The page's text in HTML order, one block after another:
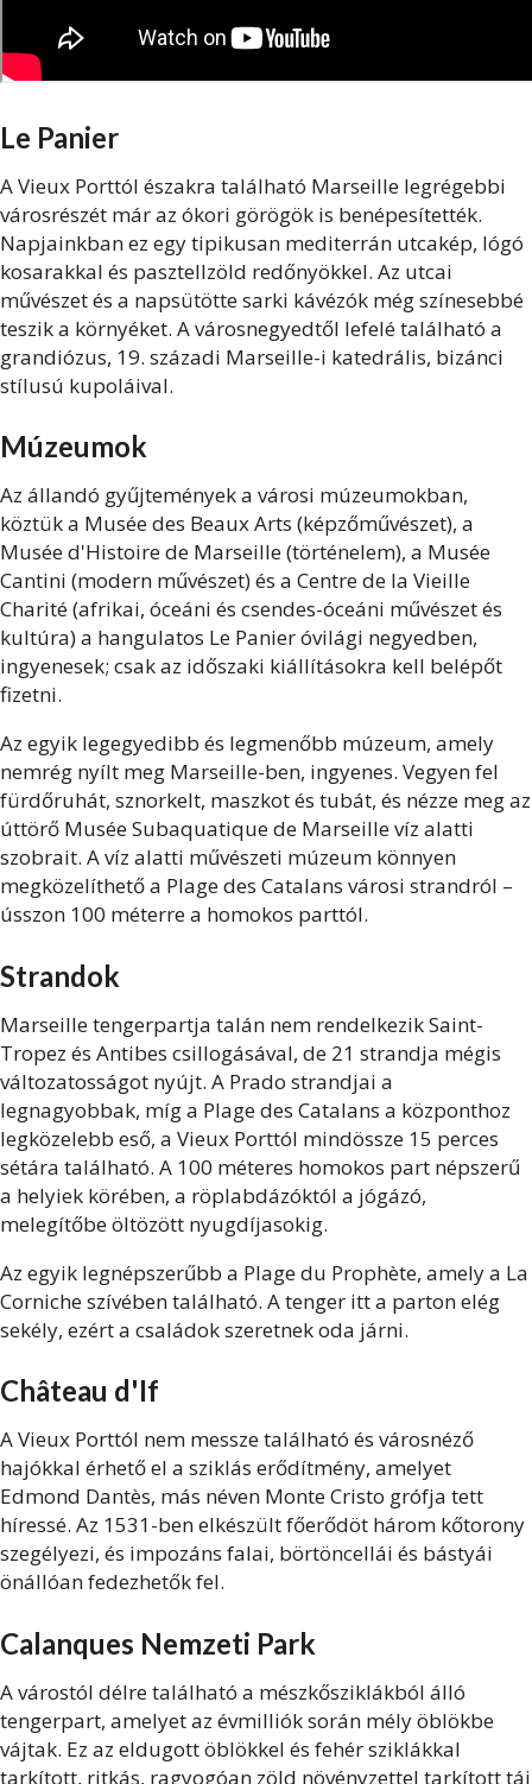
Le Panier
A Vieux Porttól északra található Marseille legrégebbi
városrészét már az ókori görögök is benépesítették.
Napjainkban ez egy tipikusan mediterrán utcakép, lógó
kosarakkal és pasztellzöld redőnyökkel. Az utcai
művészet és a napsütötte sarki kávézók még színesebbé
teszik a környéket. A városnegyedtől lefelé található a
grandiózus, 19. századi Marseille-i katedrális, bizánci
stílusú kupoláival.
Múzeumok
Az állandó gyűjtemények a városi múzeumokban,
köztük a Musée des Beaux Arts (képzőművészet), a
Musée d'Histoire de Marseille (történelem), a Musée
Cantini (modern művészet) és a Centre de la Vieille
Charité (afrikai, óceáni és csendes-óceáni művészet és
kultúra) a hangulatos Le Panier óvilági negyedben,
ingyenesek; csak az időszaki kiállításokra kell belépőt
fizetni.
Az egyik legegyedibb és legmenőbb múzeum, amely
nemrég nyílt meg Marseille-ben, ingyenes. Vegyen fel
fürdőruhát, sznorkelt, maszkot és tubát, és nézze meg az
úttörő Musée Subaquatique de Marseille víz alatti
szobrait. A víz alatti művészeti múzeum könnyen
megközelíthető a Plage des Catalans városi strandról –
ússzon 100 méterre a homokos parttól.
Strandok
Marseille tengerpartja talán nem rendelkezik Saint-
Tropez és Antibes csillogásával, de 21 strandja mégis
változatosságot nyújt. A Prado strandjai a
legnagyobbak, míg a Plage des Catalans a központhoz
legközelebb eső, a Vieux Porttól mindössze 15 perces
sétára található. A 100 méteres homokos part népszerű
a helyiek körében, a röplabdázóktól a jógázó,
melegítőbe öltözött nyugdíjasokig.
Az egyik legnépszerűbb a Plage du Prophète, amely a La
Corniche szívében található. A tenger itt a parton elég
sekély, ezért a családok szeretnek oda járni.
Château d'If
A Vieux Porttól nem messze található és városnéző
hajókkal érhető el a sziklás erődítmény, amelyet
Edmond Dantès, más néven Monte Cristo grófja tett
híressé. Az 1531-ben elkészült főerődöt három kőtorony
szegélyezi, és impozáns falai, börtöncellái és bástyái
önállóan fedezhetők fel.
Calanques Nemzeti Park
A várostól délre található a mészkősziklákból álló
tengerpart, amelyet az évmilliók során mély öblökbe
vájtak. Ez az eldugott öblökkel és fehér sziklákkal
tarkított, ritkás, ragyogóan zöld növényzettel tarkított táj